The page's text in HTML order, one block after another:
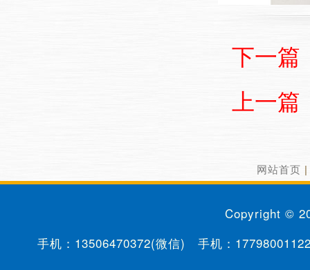
下一
上一
网站首页
Copyright ©
手机： 13506470372(微信) 手机：